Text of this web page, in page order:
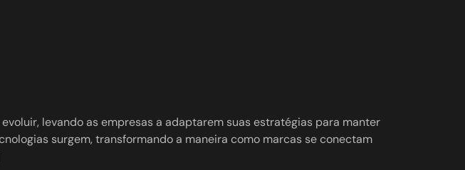
levando as empresas a adaptarem suas estratégias para manter
surgem, transformando a maneira como marcas se conectam